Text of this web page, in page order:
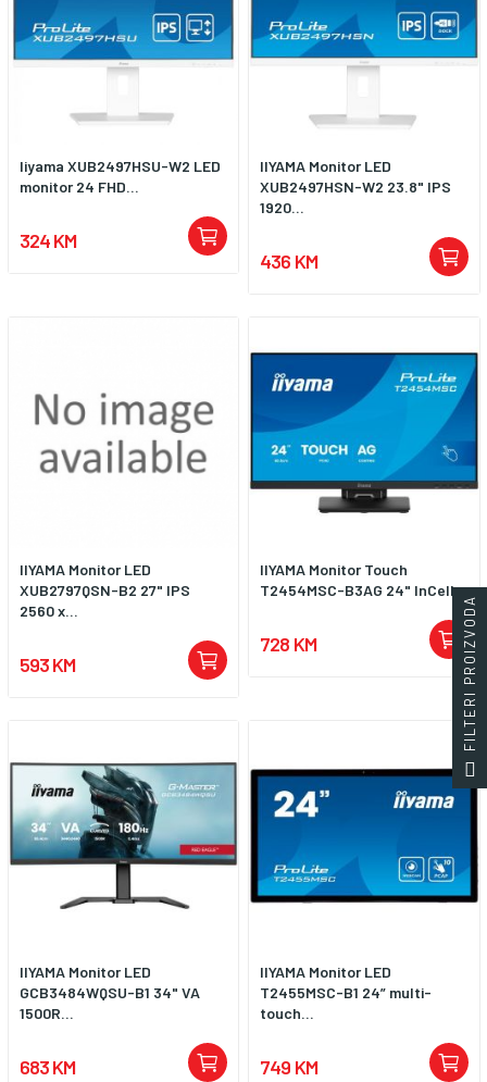
Iiyama XUB2497HSU-W2 LED
monitor 24 FHD...
324 KM
IIYAMA Monitor LED
XUB2497HSN-W2 23.8" IPS
1920...
436 KM
IIYAMA Monitor LED
XUB2797QSN-B2 27" IPS
2560 x...
593 KM
IIYAMA Monitor Touch
T2454MSC-B3AG 24" InCell...
728 KM
IIYAMA Monitor LED
GCB3484WQSU-B1 34" VA
1500R...
683 KM
IIYAMA Monitor LED
T2455MSC-B1 24” multi-
touch...
749 KM
FILTERI PROIZVODA